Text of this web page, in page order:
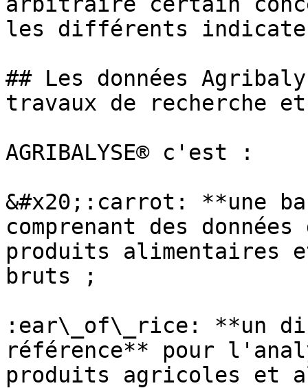
les différents
## Les données
travaux de recherche
AGRIBALYSE® c'est :
&#x20;:carrot: **une
comprenant des
produits alimentaires
bruts ;
:ear\_of\_rice: **un
référence** pour
produits agricoles et